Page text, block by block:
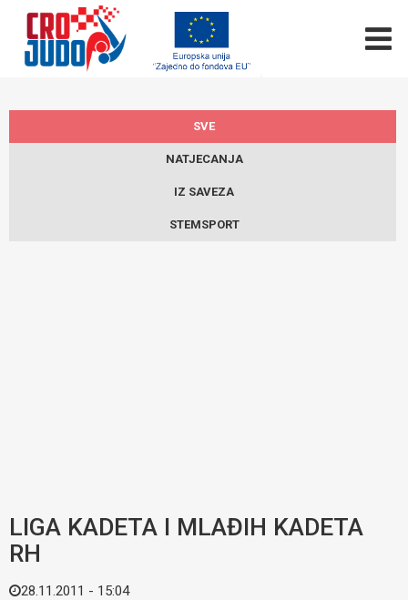
SVE
NATJECANJA
IZ SAVEZA
STEMSPORT
LIGA KADETA I MLAĐIH KADETA
RH
28.11.2011 - 15:04